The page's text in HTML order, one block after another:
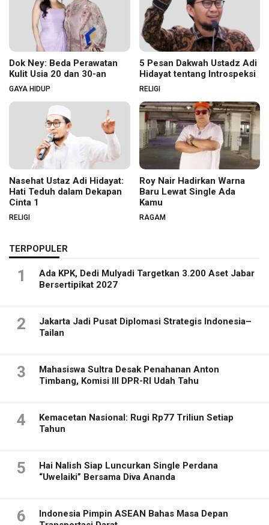
Dok Ney: Beda Perawatan
Kulit Usia 20 dan 30-an
GAYA HIDUP
5 Pesan Dakwah Ustadz Adi
Hidayat tentang Introspeksi
RELIGI
Nasehat Ustaz Adi Hidayat:
Hati Teduh dalam Dekapan
Cinta 1
RELIGI
Roy Nair Hadirkan Warna
Baru Lewat Single Ada
Kamu
RAGAM
TERPOPULER
1
Ada KPK, Dedi Mulyadi Targetkan 3.200 Aset Jabar
Bersertipikat 2027
2
Jakarta Jadi Pusat Diplomasi Strategis Indonesia–
Tailan
3
Mahasiswa Sultra Desak Penahanan Anton
Timbang, Komisi III DPR-RI Udah Tahu
4
Kemacetan Nasional: Rugi Rp77 Triliun Setiap
Tahun
5
Hai Nalish Siap Luncurkan Single Perdana
“Uwelaiki” Bersama Diva Ananda
6
Indonesia Pimpin ASEAN Bahas Masa Depan